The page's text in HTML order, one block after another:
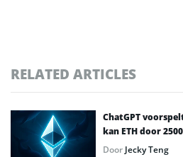
RELATED ARTICLES
ChatGPT
kan ETH door
Door Jecky Teng